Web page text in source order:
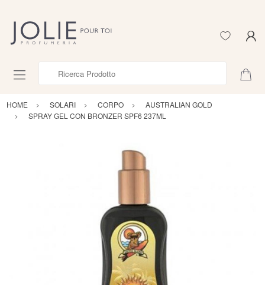
HOME SOLARI CORPO
AUSTRALIAN GOLD
SPRAY GEL CON BRONZER SPF6 237ML